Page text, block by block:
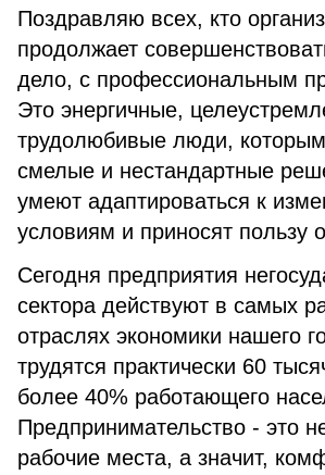
Поздравляю всех, кто
продолжает
дело, с профессиональным
Это энергичные,
трудолюбивые люди,
смелые и нестандартные
умеют адаптироваться к
условиям и приносят пользу
Сегодня предприятия
сектора действуют в самых
отраслях экономики нашего
трудятся практически 60
более 40% работающего
Предпринимательство - это
рабочие места, а значит,